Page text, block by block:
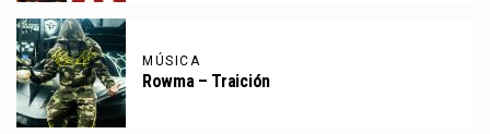
MÚSICA
Rowma – Traición